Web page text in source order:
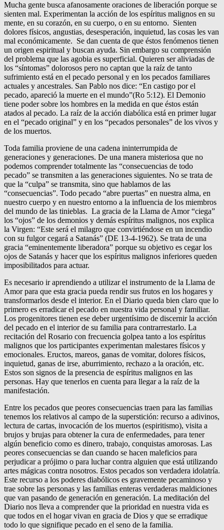
Mucha gente busca afanosamente oraciones de liberación porque se
sienten mal. Experimentan la acción de los espíritus malignos en su
mente, en su corazón, en su cuerpo, o en su entorno. Sienten
dolores físicos, angustias, desesperación, inquietud, las cosas les van
mal económicamente. Se dan cuenta de que éstos fenómenos tienen
un origen espiritual y buscan ayuda. Sin embargo su comprensión
del problema que las agobia es superficial. Quieren ser aliviadas de
los “síntomas” dolorosos pero no captan que la raíz de tanto
sufrimiento está en el pecado personal y en los pecados familiares
actuales y ancestrales. San Pablo nos dice: “En castigo por el
pecado, apareció la muerte en el mundo”(Ro 5:12). El Demonio
tiene poder sobre los hombres en la medida en que éstos están
atados al pecado. La raíz de la acción diabólica está en primer lugar
en el “pecado original” y en los “pecados personales” de los vivos y
de los muertos.
Toda familia proviene de una cadena ininterrumpida de
generaciones y generaciones. De una manera misteriosa que no
podemos comprender totalmente las “consecuencias de todo
pecado” se transmiten a las generaciones siguientes. No se trata de
que la “culpa” se transmita, sino que hablamos de las
“consecuencias”. Todo pecado “abre puertas” en nuestra alma, en
nuestro cuerpo y en nuestro entorno a la influencia de los miembros
del mundo de las tinieblas. La gracia de la Llama de Amor “ciega”
los “ojos” de los demonios y demás espíritus malignos, nos explica
la Virgen: “Este será el milagro que convirtiéndose en un incendio
con su fulgor cegará a Satanás” (DE 13-4-1962). Se trata de una
gracia “eminentemente liberadora” porque su objetivo es cegar los
ojos de Satanás y hacer que los espíritus malignos inferiores queden
imposibilitados para actuar.
Es necesario ir aprendiendo a utilizar el instrumento de la Llama de
Amor para que esta gracia pueda rendir sus frutos en los hogares y
transformarlos desde el interior. En el Diario queda bien claro que lo
primero es erradicar el pecado en nuestra vida personal y familiar.
Los progenitores tienen ese deber urgentísimo de discernir la acción
del pecado en el interior de su familia para contrarrestarlo. La
recitación del Rosario con frecuencia golpea tanto a los espíritus
malignos que los participantes experimentan malestares físicos y
emocionales. Eructos, mareos, ganas de vomitar, dolores físicos,
inquietud, ganas de irse, aburrimiento, rechazo a la oración, etc.
Estos son signos de la presencia de espíritus malignos en las
personas. Hay que tenerlos en cuenta para llegar a la raíz de la
manifestación.
Entre los pecados que peores consecuencias traen para las familias
tenemos los relativos al campo de la superstición: recurso a adivinos,
lectura de cartas, invocación de los muertos (espiritismo), visita a
brujos y brujas para obtener la cura de enfermedades, para tener
algún beneficio como es dinero, trabajo, conquistas amorosas. Las
peores consecuencias se dan cuando se hacen maleficios para
perjudicar a prójimo o para luchar contra alguien que está utilizando
artes mágicas contra nosotros. Estos pecados son verdadera idolatría.
Este recurso a los poderes diabólicos es gravemente pecaminoso y
trae sobre las personas y las familias enteras verdaderas maldiciones
que van pasando de generación en generación. La meditación del
Diario nos lleva a comprender que la prioridad en nuestra vida es
que todos en el hogar vivan en gracia de Dios y que se erradique
todo lo que signifique pecado en el seno de la familia.